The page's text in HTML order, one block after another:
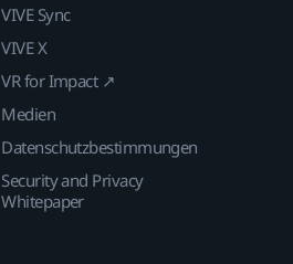
VIVE Sync
VIVE X
VR for Impact ↗
Medien
Datenschutzbestimmungen
Security and Privacy
Whitepaper